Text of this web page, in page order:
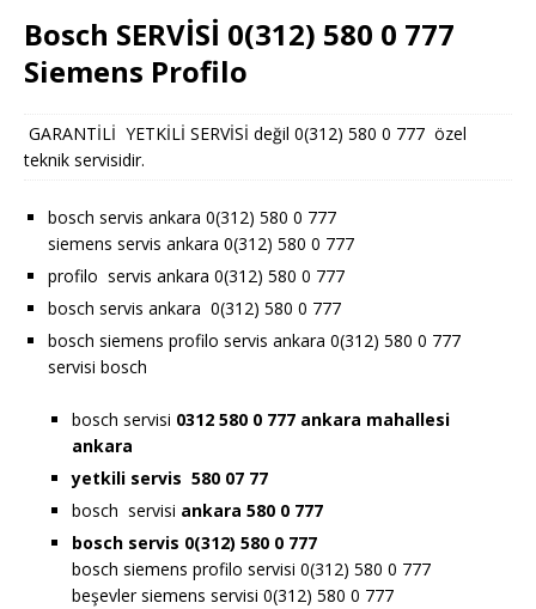
Bosch SERVİSİ 0(312) 580 0 777
Siemens Profilo
GARANTİLİ YETKİLİ SERVİSİ değil 0(312) 580 0 777 özel
teknik servisidir.
bosch servis ankara 0(312) 580 0 777
siemens servis ankara 0(312) 580 0 777
profilo servis ankara 0(312) 580 0 777
bosch servis ankara 0(312) 580 0 777
bosch siemens profilo servis ankara 0(312) 580 0 777
servisi bosch
bosch servisi 0312 580 0 777 ankara mahallesi
ankara
yetkili servis 580 07 77
bosch servisi ankara 580 0 777
bosch servis 0(312) 580 0 777
bosch siemens profilo servisi 0(312) 580 0 777
beşevler siemens servisi 0(312) 580 0 777